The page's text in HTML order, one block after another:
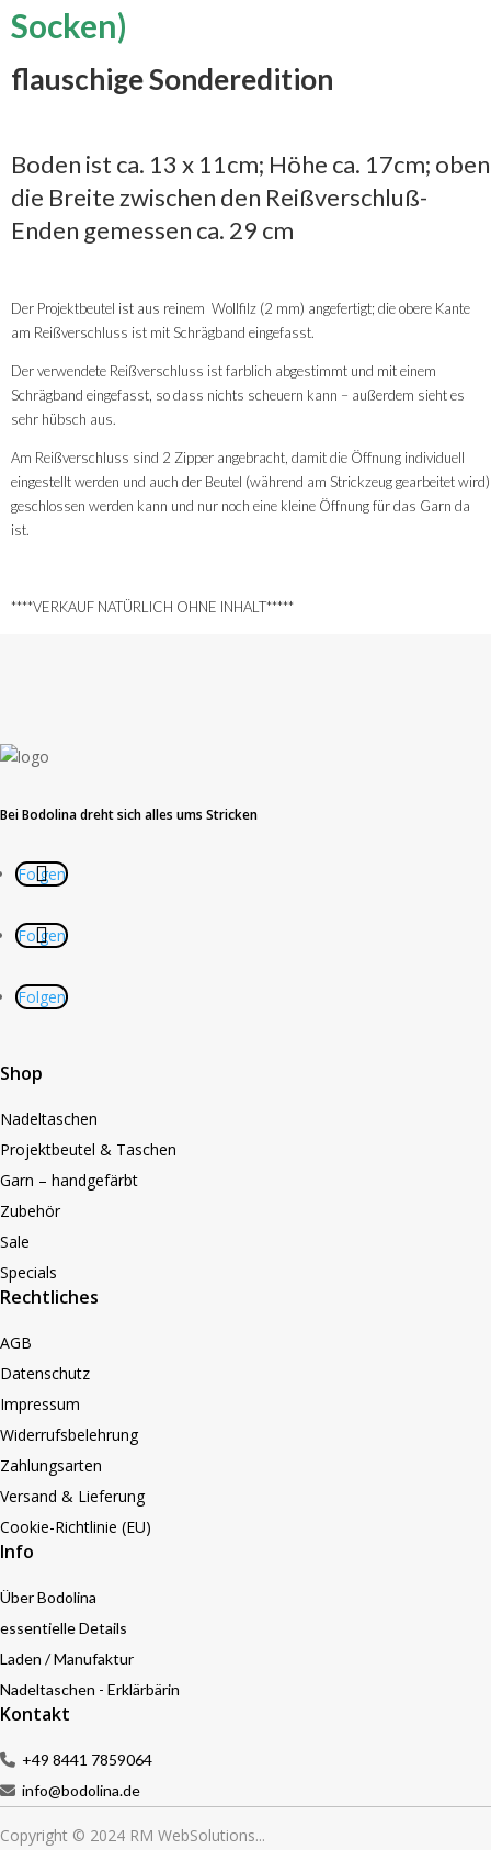
Socken)
flauschige Sonderedition
Boden ist ca. 13 x 11cm; Höhe ca. 17cm; oben
die Breite zwischen den Reißverschluß-
Enden gemessen ca. 29 cm
Der Projektbeutel ist aus reinem Wollfilz (2 mm) angefertigt; die obere Kante
am Reißverschluss ist mit Schrägband eingefasst.
Der verwendete Reißverschluss ist farblich abgestimmt und mit einem
Schrägband eingefasst, so dass nichts scheuern kann – außerdem sieht es
sehr hübsch aus.
Am Reißverschluss sind 2 Zipper angebracht, damit die Öffnung individuell
eingestellt werden und auch der Beutel (während am Strickzeug gearbeitet wird)
geschlossen werden kann und nur noch eine kleine Öffnung für das Garn da
ist.
****VERKAUF NATÜRLICH OHNE INHALT*****
Bei Bodolina dreht sich alles ums Stricken
Folgen
Folgen
Folgen
Shop
Nadeltaschen
Projektbeutel & Taschen
Garn – handgefärbt
Zubehör
Sale
Specials
Rechtliches
AGB
Datenschutz
Impressum
Widerrufsbelehrung
Zahlungsarten
Versand & Lieferung
Cookie-Richtlinie (EU)
Info
Über Bodolina
essentielle Details
Laden / Manufaktur
Nadeltaschen - Erklärbärin
Kontakt
+49 8441 7859064
info@bodolina.de
Copyright © 2024 RM WebSolutions...